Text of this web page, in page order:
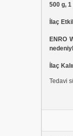
500 g,
İlaç
ENRO
İlaç
Tedavi